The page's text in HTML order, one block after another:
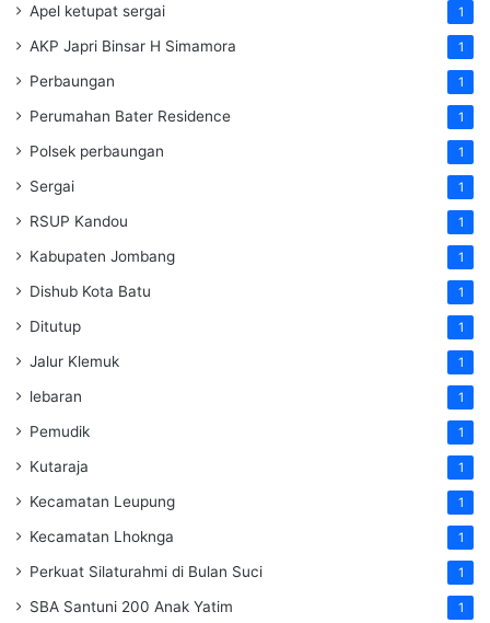
Apel ketupat sergai 1
AKP Japri Binsar H Simamora 1
Perbaungan 1
Perumahan Bater Residence 1
Polsek perbaungan 1
Sergai 1
RSUP Kandou 1
Kabupaten Jombang 1
Dishub Kota Batu 1
Ditutup 1
Jalur Klemuk 1
lebaran 1
Pemudik 1
Kutaraja 1
Kecamatan Leupung 1
Kecamatan Lhoknga 1
Perkuat Silaturahmi di Bulan Suci 1
SBA Santuni 200 Anak Yatim 1